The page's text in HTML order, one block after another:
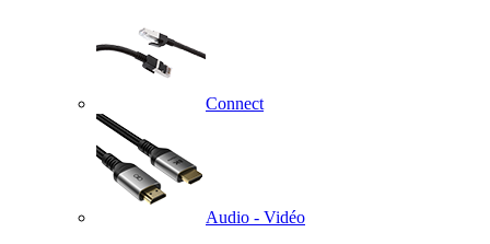
Connect
Audio - Vidéo